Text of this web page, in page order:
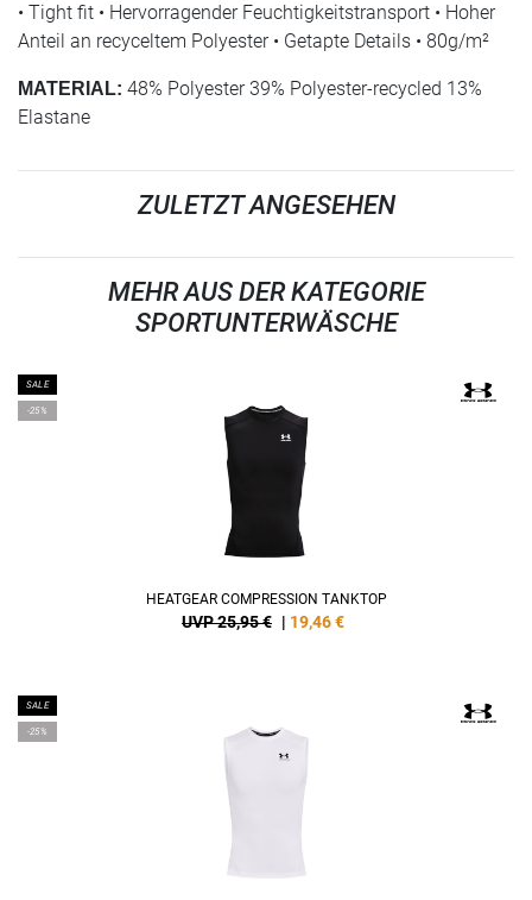
• Tight fit • Hervorragender Feuchtigkeitstransport • Hoher
Anteil an recyceltem Polyester • Getapte Details • 80g/m²
MATERIAL: 48% Polyester 39% Polyester-recycled 13%
Elastane
ZULETZT ANGESEHEN
MEHR AUS DER KATEGORIE
SPORTUNTERWÄSCHE
SALE
-25%
HEATGEAR COMPRESSION TANKTOP
UVP 25,95 € | 19,46€
SALE
-25%